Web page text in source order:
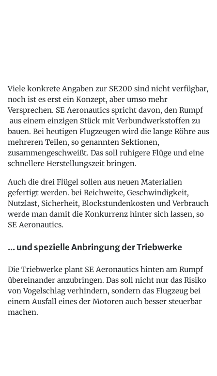
Viele konkrete Angaben zur SE200 sind nicht verfügbar,
noch ist es erst ein Konzept, aber umso mehr
Versprechen. SE Aeronautics spricht davon, den Rumpf
aus einem einzigen Stück mit Verbundwerkstoffen zu
bauen. Bei heutigen Flugzeugen wird die lange Röhre aus
mehreren Teilen, so genannten Sektionen,
zusammengeschweißt. Das soll ruhigere Flüge und eine
schnellere Herstellungszeit bringen.
Auch die drei Flügel sollen aus neuen Materialien
gefertigt werden. bei Reichweite, Geschwindigkeit,
Nutzlast, Sicherheit, Blockstundenkosten und Verbrauch
werde man damit die Konkurrenz hinter sich lassen, so
SE Aeronautics.
... und spezielle Anbringung der Triebwerke
Die Triebwerke plant SE Aeronautics hinten am Rumpf
übereinander anzubringen. Das soll nicht nur das Risiko
von Vogelschlag verhindern, sondern das Flugzeug bei
einem Ausfall eines der Motoren auch besser steuerbar
machen.